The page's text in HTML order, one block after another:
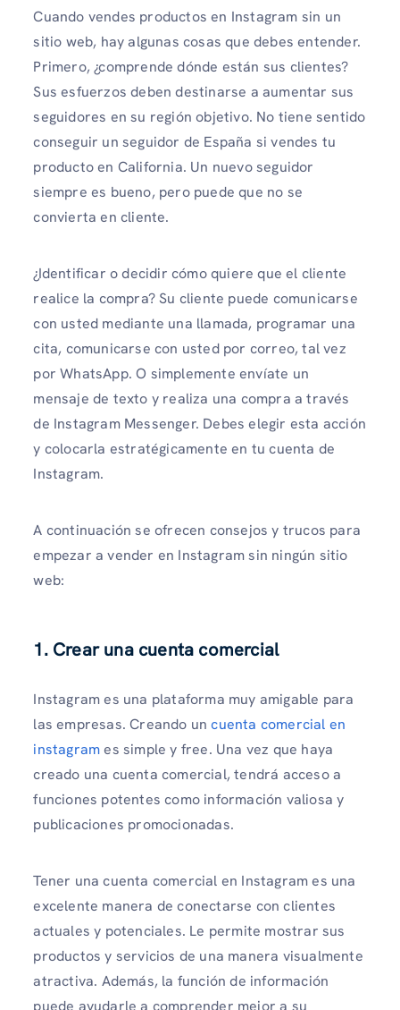
Cuando vendes productos en Instagram sin un
sitio web, hay algunas cosas que debes entender.
Primero, ¿comprende dónde están sus clientes?
Sus esfuerzos deben destinarse a aumentar sus
seguidores en su región objetivo. No tiene sentido
conseguir un seguidor de España si vendes tu
producto en California. Un nuevo seguidor
siempre es bueno, pero puede que no se
convierta en cliente.
¿Identificar o decidir cómo quiere que el cliente
realice la compra? Su cliente puede comunicarse
con usted mediante una llamada, programar una
cita, comunicarse con usted por correo, tal vez
por WhatsApp. O simplemente envíate un
mensaje de texto y realiza una compra a través
de Instagram Messenger. Debes elegir esta acción
y colocarla estratégicamente en tu cuenta de
Instagram.
A continuación se ofrecen consejos y trucos para
empezar a vender en Instagram sin ningún sitio
web:
1. Crear una cuenta comercial
Instagram es una plataforma muy amigable para
las empresas. Creando uncuenta comercial en
instagrames simple y free. Una vez que haya
creado una cuenta comercial, tendrá acceso a
funciones potentes como información valiosa y
publicaciones promocionadas.
Tener una cuenta comercial en Instagram es una
excelente manera de conectarse con clientes
actuales y potenciales. Le permite mostrar sus
productos y servicios de una manera visualmente
atractiva. Además, la función de información
puede ayudarle a comprender mejor a su